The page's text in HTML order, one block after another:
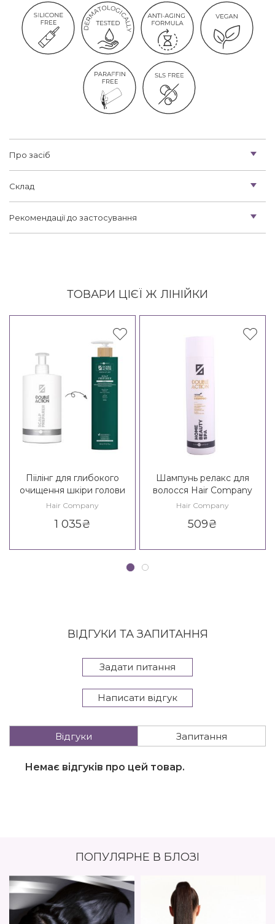
Про засіб
Склад
Рекомендації до застосування
ТОВАРИ ЦІЄЇ Ж ЛІНІЙКИ
Піілінг для глибокого
очищення шкіри голови
Hair Company Double
Hair Company
1 035₴
Шампунь релакс для
волосся Hair Company
Double Action Home
Shampoo
Hair Company
509₴
ВІДГУКИ ТА ЗАПИТАННЯ
Задати питання
Написати відгук
Відгуки Запитання
Немає відгуків про цей товар.
ПОПУЛЯРНЕ В БЛОЗІ